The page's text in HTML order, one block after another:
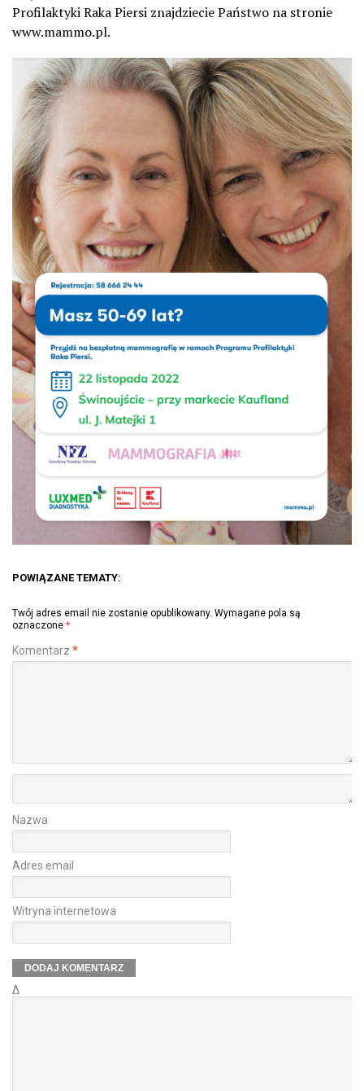
Profilaktyki Raka Piersi znajdziecie Państwo na stronie
www.mammo.pl.
POWIĄZANE TEMATY:
Twój adres email nie zostanie opublikowany. Wymagane pola są
oznaczone *
Komentarz *
Nazwa
Adres email
Witryna internetowa
Δ